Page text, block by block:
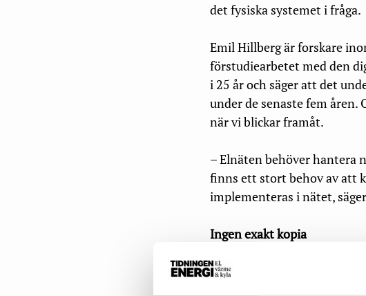
det fysiska systemet i fråga.
Emil Hillberg är forskare
förstudiearbetet med den
i 25 år och säger att det
under de senaste fem
när vi blickar framåt.
– Elnäten behöver hantera
finns ett stort behov av att
implementeras i nätet,
Ingen exakt kopia
inte är en exakt kopia av